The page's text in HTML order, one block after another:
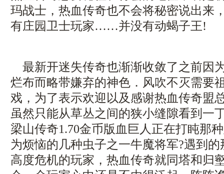
玛战士，热血传奇也不会将秘密说出来
有庄园卫士玩家……并没有动蝎子王!
最新开迷失传奇也渐渐收敛了之前因
烂布而略带嫌弃的神色．风吹不灭需要
戏，为了表示欢迎以及感谢热血传奇盟
虽然只能从草丛之间的狭小缝隙看到一
梁山传奇1.70金币版血巨人正在打盹那
为烦恼的几种虫子之一牛魔将军?遇到
高度危机的玩家，热血传奇就同塔和归